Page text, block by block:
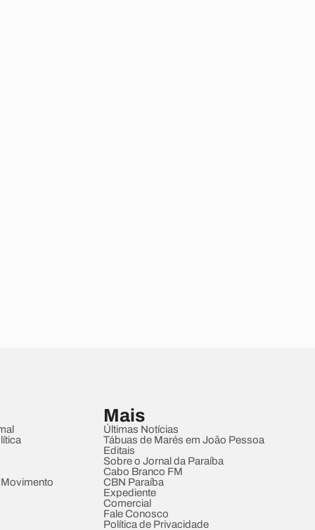
Mais
Últimas Notícias
Tábuas de Marés em João Pessoa
Editais
Sobre o Jornal da Paraíba
Cabo Branco FM
CBN Paraíba
Expediente
Comercial
Fale Conosco
Política de Privacidade